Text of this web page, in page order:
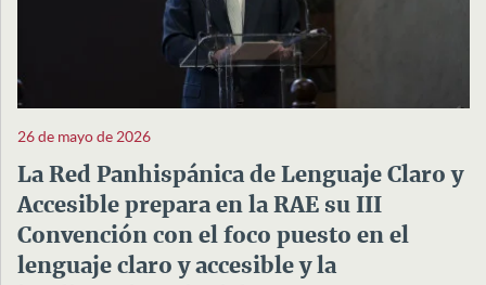
26 de mayo de 2026
La Red Panhispánica de Lenguaje Claro y
Accesible prepara en la RAE su III
Convención con el foco puesto en el
lenguaje claro y accesible y la